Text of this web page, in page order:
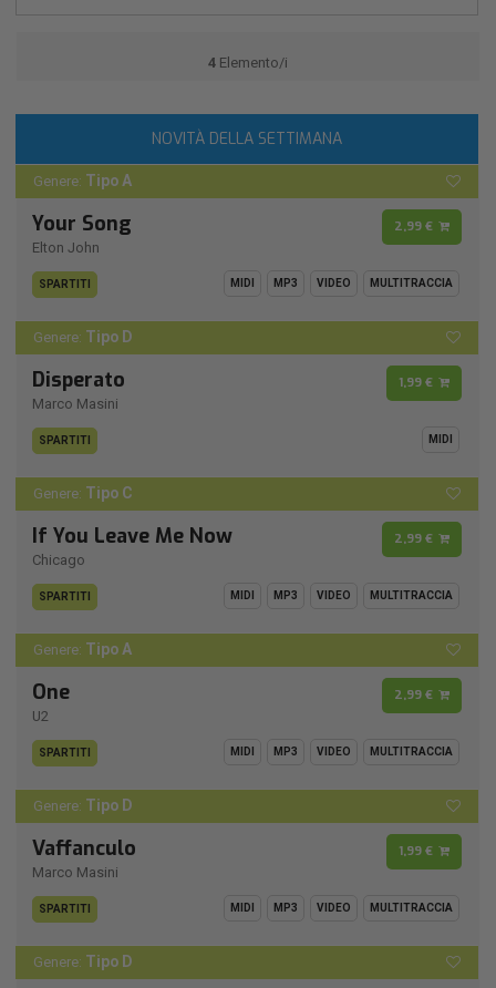
4 Elemento/i
NOVITÀ DELLA SETTIMANA
Genere: Tipo A
Your Song
Elton John
2,99 €
SPARTITI MIDI MP3 VIDEO MULTITRACCIA
Genere: Tipo D
Disperato
Marco Masini
1,99 €
SPARTITI MIDI
Genere: Tipo C
If You Leave Me Now
Chicago
2,99 €
SPARTITI MIDI MP3 VIDEO MULTITRACCIA
Genere: Tipo A
One
U2
2,99 €
SPARTITI MIDI MP3 VIDEO MULTITRACCIA
Genere: Tipo D
Vaffanculo
Marco Masini
1,99 €
SPARTITI MIDI MP3 VIDEO MULTITRACCIA
Genere: Tipo D